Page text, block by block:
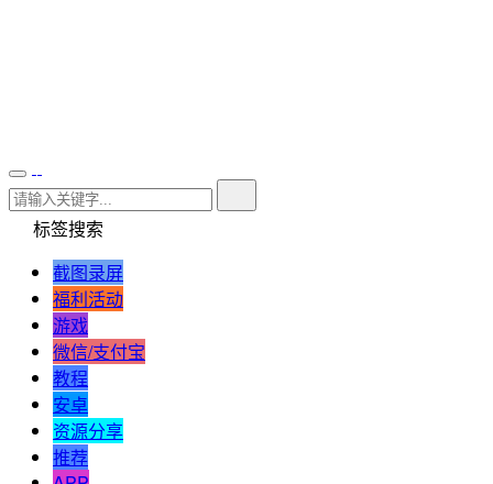
标签搜索
截图录屏
福利活动
游戏
微信/支付宝
教程
安卓
资源分享
推荐